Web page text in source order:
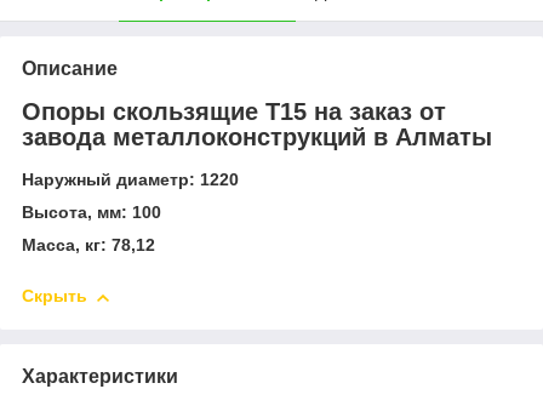
Описание
Опоры скользящие Т15 на заказ от
завода металлоконструкций в Алматы
Наружный диаметр: 1220
Высота, мм: 100
Масса, кг: 78,12
Скрыть
Характеристики